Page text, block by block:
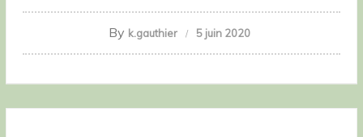
By k.gauthier 5 juin 2020